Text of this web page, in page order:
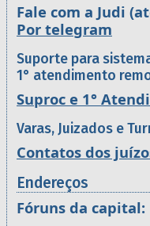
Fale com a Judi
Por telegram
Suporte para
1° atendimento
Suproc e 1°
Varas, Juizados e
Contatos dos
Endereços
Fóruns da capital: